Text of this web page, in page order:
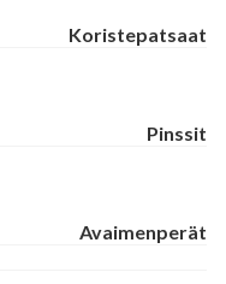
Koristepatsaat
Pinssit
Avaimenperät